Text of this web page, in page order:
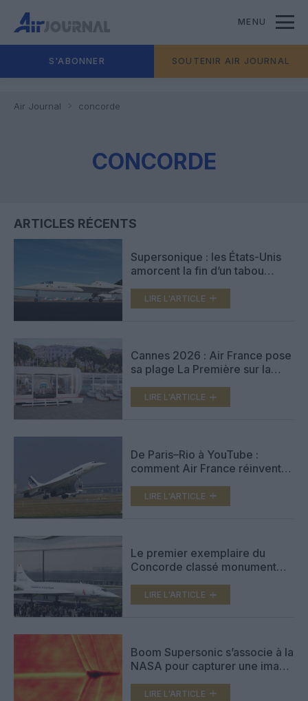
MENU
S'ABONNER SOUTENIR AIR JOURNAL
Air Journal concorde
CONCORDE
ARTICLES RÉCENTS
Supersonique : les États-Unis
amorcent la fin d’un tabou
LIRE L'ARTICLE
Cannes 2026 : Air France pose
sa plage La Première sur la
LIRE L'ARTICLE
De Paris–Rio à YouTube :
comment Air France réinvente
cinquante après
LIRE L'ARTICLE
Le premier exemplaire du
Concorde classé monument
français
LIRE L'ARTICLE
Boom Supersonic s’associe à la
NASA pour capturer une image
supersonique civil
LIRE L'ARTICLE